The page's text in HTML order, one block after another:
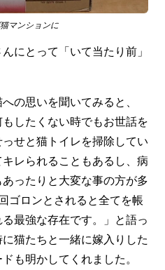
マンションに
にとって「いて当たり前」
の思いを聞いてみると、
したくない時でもお世話を
せと猫トイレを掃除してい
レられることもあるし、病
ったりと大変な事の方が多
ゴロンとされると全てを帳
最強な存在です。」と語っ
猫たちと一緒に嫁入りした
も明かしてくれました。